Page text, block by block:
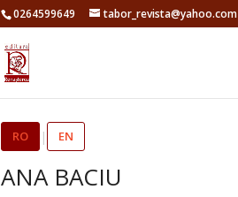
0264599649 tabor_revista@yahoo.com
RO | EN
ANA BACIU